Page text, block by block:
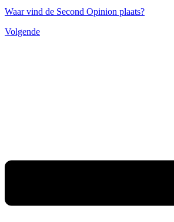
Waar vind de Second Opinion plaats?
Volgende